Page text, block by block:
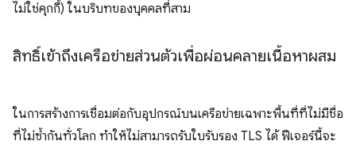
ไม่ใช่คุกกี้) ในบริบทของบุคคลที่สาม
สิทธิ์เข้าถึงเครือข่ายส่วนตัวเพื่อผ่อนคลายเนื้อหาผสม
ในการสร้างการเชื่อมต่อกับอุปกรณ์บนเครือข่ายเฉพาะพื้นที่ที่ไม่มีชื่อ
ที่ไม่ซ้ำกันทั่วโลก ทำให้ไม่สามารถรับใบรับรอง TLS ได้ ฟีเจอร์นี้จะ